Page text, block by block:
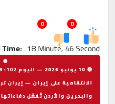
Time: 18 Minute, 46 Second
الانتقامية على إيران — إيران
والبحرين والأردن تُفعّل دفاعاتها